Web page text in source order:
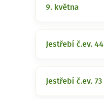
9. května
Jestřebí č.ev. 44
Jestřebí č.ev. 73